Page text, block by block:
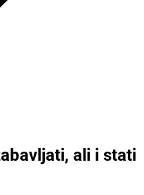
ali i stati